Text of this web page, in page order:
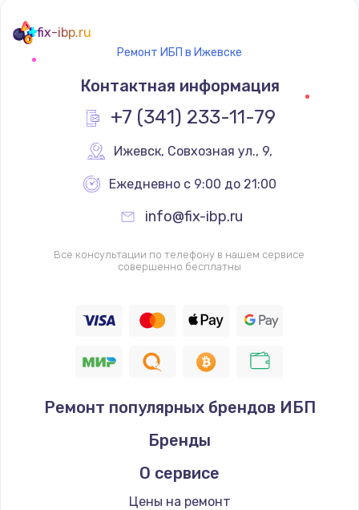
fix-ibp.ru
Ремонт ИБП в Ижевске
Контактная информация
+7 (341) 233-11-79
Ижевск, Совхозная ул., 9,
Ежедневно с 9:00 до 21:00
info@fix-ibp.ru
Все консультации по телефону в нашем сервисе
совершенно бесплатны
Ремонт популярных брендов ИБП
Бренды
О сервисе
Цены на ремонт